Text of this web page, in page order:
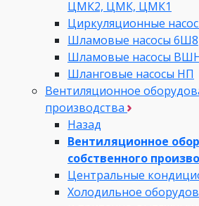
ЦМК2, ЦМК, ЦМК1
Циркуляционные
Шламовые насосы 6Ш8
Шламовые насосы
Шланговые насосы НП
Вентиляционное
производства
Назад
Вентиляционное
собственного
Центральные
Холодильное